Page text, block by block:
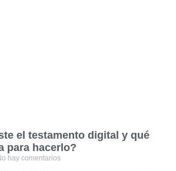
el testamento digital y qué
para hacerlo?
hay comentarios